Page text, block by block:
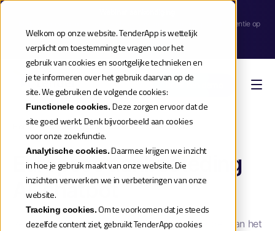
Welkom op onze website. TenderApp is wettelijk
verplicht om toestemming te vragen voor het
gebruik van cookies en soortgelijke technieken en
je te informeren over het gebruik daarvan op de
site. We gebruiken de volgende cookies:
Functionele cookies.Deze zorgen ervoor dat de
site goed werkt. Denk bijvoorbeeld aan cookies
voor onze zoekfunctie.
Analytische cookies.Daarmee krijgen we inzicht
in hoe je gebruik maakt van onze website. Die
inzichten verwerken we in verbeteringen van onze
website.
Tracking cookies.Om te voorkomen dat je steeds
dezelfde content ziet, gebruikt TenderApp cookies
| Meld je aan voor de release webinar van onze TenderApp Scale licentie op
donderdag 10 september |
Reserveer je plek
Boek een demo
Home»Aanbestedingen 2026» Europese aanbesteding ai chatbot
Europese aanbesteding
AI-chatbot
Regisseur Studenten Reisrecht (RSR), beheerder van het